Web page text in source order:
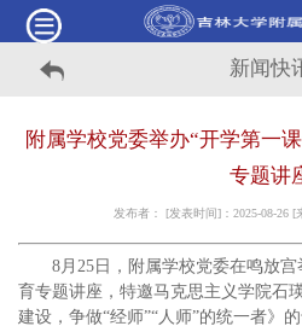
新闻快
附属学校党委举办“开学第一
专题讲
发布者： [发表时间]：2025-08-26 [
8月25日，附属学校党委在鸣放
育专题讲座，特邀马克思主义学院石
建设，争做“经师”“人师”的统一者》